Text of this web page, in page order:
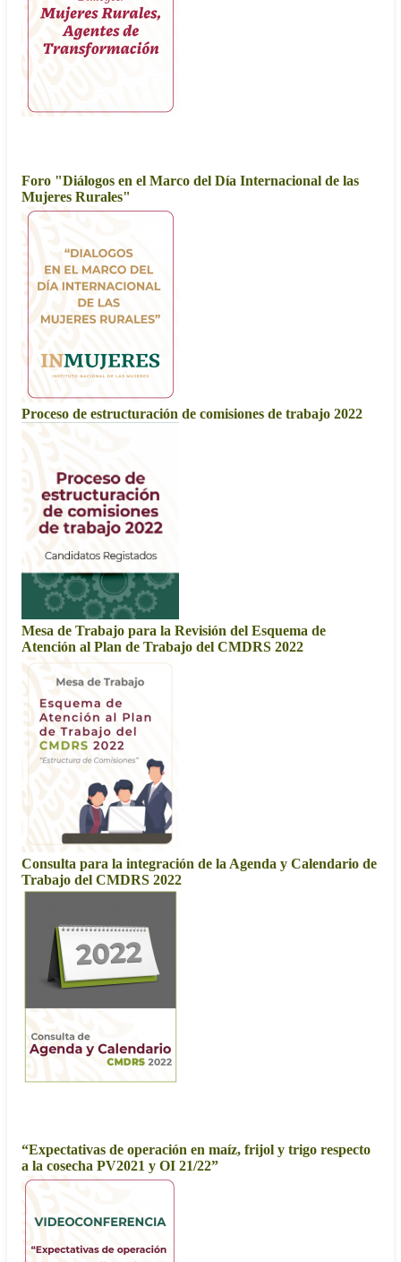
Foro "Diálogos en el Marco del Día Internacional de las
Mujeres Rurales"
Proceso de estructuración de comisiones de trabajo 2022
Mesa de Trabajo para la Revisión del Esquema de
Atención al Plan de Trabajo del CMDRS 2022
Consulta para la integración de la Agenda y Calendario de
Trabajo del CMDRS 2022
“Expectativas de operación en maíz, frijol y trigo respecto
a la cosecha PV2021 y OI 21/22”